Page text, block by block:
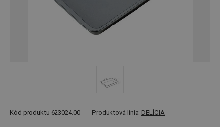
Kód produktu 623024.00 Produktová línia: DELÍCIA